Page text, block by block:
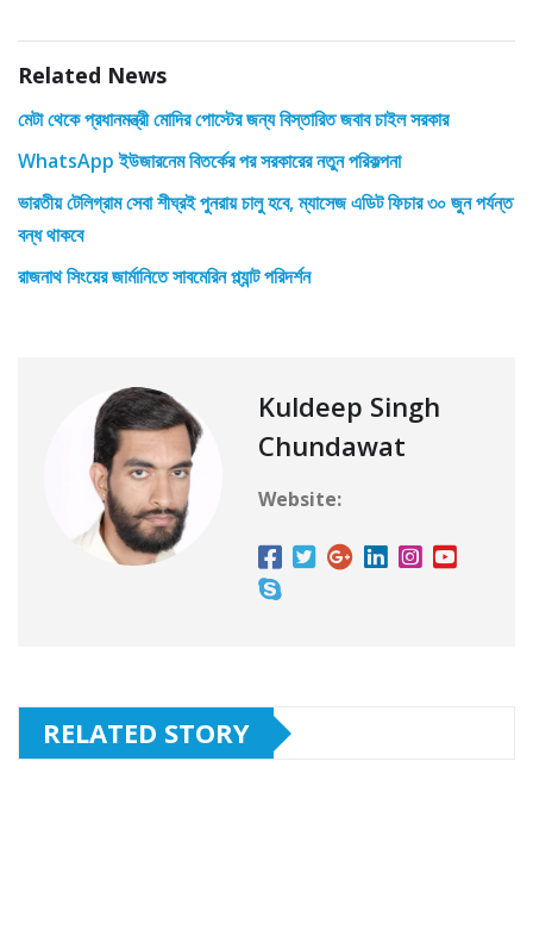
Related News
মেটা থেকে প্রধানমন্ত্রী মোদির পোস্টের জন্য বিস্তারিত জবাব চাইল সরকার
WhatsApp ইউজারনেম বিতর্কের পর সরকারের নতুন পরিকল্পনা
ভারতীয় টেলিগ্রাম সেবা শীঘ্রই পুনরায় চালু হবে, ম্যাসেজ এডিট ফিচার ৩০ জুন পর্যন্ত
বন্ধ থাকবে
রাজনাথ সিংয়ের জার্মানিতে সাবমেরিন প্ল্যান্ট পরিদর্শন
Kuldeep Singh
Chundawat
Website:
RELATED STORY